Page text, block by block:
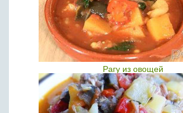
Рагу из овощей